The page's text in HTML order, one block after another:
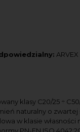
klasy C20/25 ÷
naturalny o
w klasie